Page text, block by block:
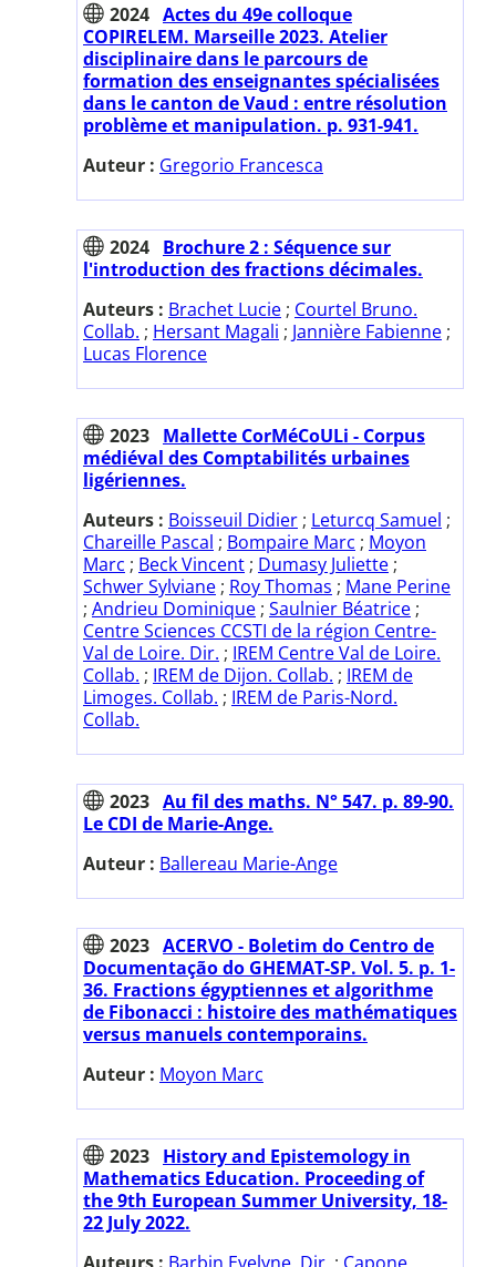
2024 Actes du 49e colloque
COPIRELEM. Marseille 2023. Atelier
disciplinaire dans le parcours de
formation des enseignantes spécialisées
dans le canton de Vaud : entre résolution
problème et manipulation. p. 931-941.
Auteur : Gregorio Francesca
2024 Brochure 2 : Séquence sur
l'introduction des fractions décimales.
Auteurs : Brachet Lucie ; Courtel Bruno.
Collab. ; Hersant Magali ; Jannière Fabienne ;
Lucas Florence
2023 Mallette CorMéCoULi - Corpus
médiéval des Comptabilités urbaines
ligériennes.
Auteurs : Boisseuil Didier ; Leturcq Samuel ;
Chareille Pascal ; Bompaire Marc ; Moyon
Marc ; Beck Vincent ; Dumasy Juliette ;
Schwer Sylviane ; Roy Thomas ; Mane Perine
; Andrieu Dominique ; Saulnier Béatrice ;
Centre Sciences CCSTI de la région Centre-
Val de Loire. Dir. ; IREM Centre Val de Loire.
Collab. ; IREM de Dijon. Collab. ; IREM de
Limoges. Collab. ; IREM de Paris-Nord.
Collab.
2023 Au fil des maths. N° 547. p. 89-90.
Le CDI de Marie-Ange.
Auteur : Ballereau Marie-Ange
2023 ACERVO - Boletim do Centro de
Documentação do GHEMAT-SP. Vol. 5. p. 1-
36. Fractions égyptiennes et algorithme
de Fibonacci : histoire des mathématiques
versus manuels contemporains.
Auteur : Moyon Marc
2023 History and Epistemology in
Mathematics Education. Proceeding of
the 9th European Summer University, 18-
22 July 2022.